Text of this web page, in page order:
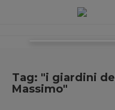
Tag: "i giardini del
Massimo"